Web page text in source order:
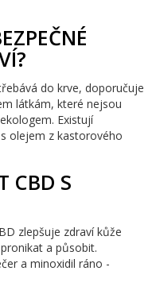
do krve, doporučuje
látkám, které nejsou
Existují
olejem z kastorového
CBD S
zlepšuje zdraví kůže
a působit.
a minoxidil ráno -